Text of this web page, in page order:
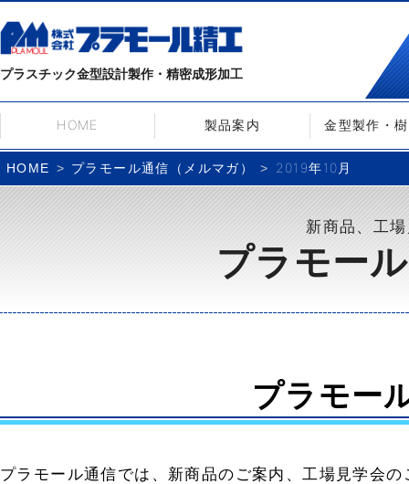
プラスチック金型設計製作・精密成形加工
HOME 製品案内 金型製作・
HOME プラモール通信（メルマガ） 2019年10月
新商品、工
プラモー
プラモー
プラモール通信では、新商品のご案内、工場見学会